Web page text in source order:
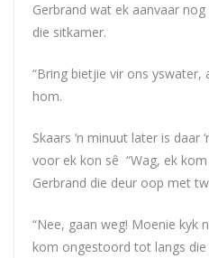
Gerbrand wat ek aanvaar
die sitkamer.
“Bring bietjie vir ons yswater,
hom.
Skaars ‘n minuut later is daar
voor ek kon sê “Wag, ek
Gerbrand die deur oop met
“Nee, gaan weg! Moenie kyk
kom ongestoord tot langs